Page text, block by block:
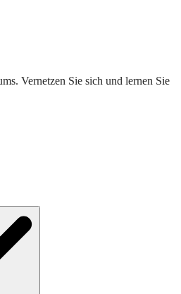
Vernetzen Sie sich und lernen Sie